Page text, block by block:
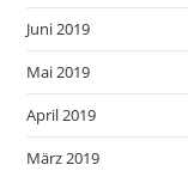
Juni 2019
Mai 2019
April 2019
März 2019